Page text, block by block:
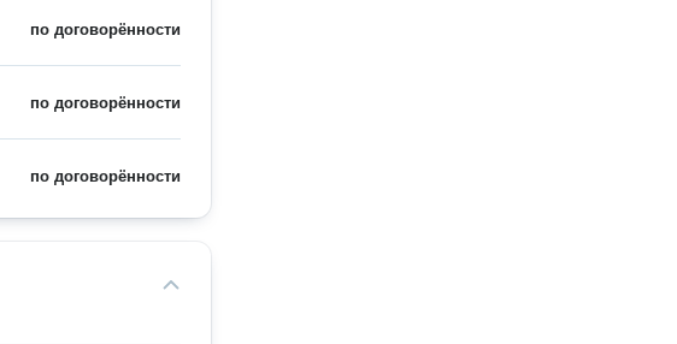
по договорённости
по договорённости
по договорённости